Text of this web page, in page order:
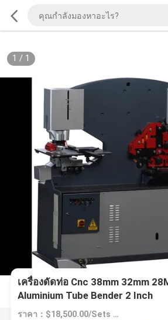
1 / 1
เครื่องดัดท่อ Cnc 38mm 32mm
Aluminium Tube Bender 2 Inch
ราคา：$18,500.00/Sets >=1 Sets